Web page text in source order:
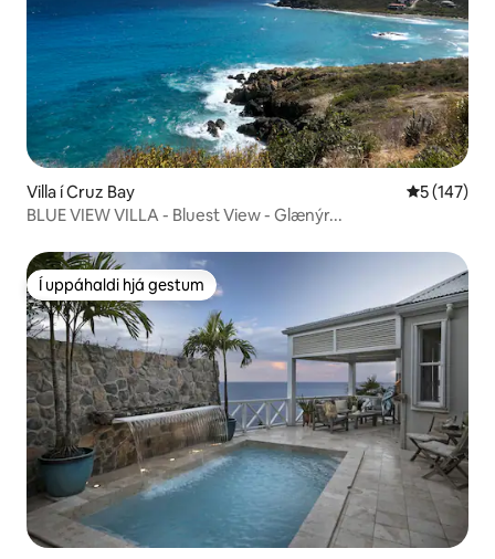
Villa í Cruz Bay 5 af 5 í
5 (147)
BLUE VIEW VILLA - Bluest View - Glænýr...
Í uppáhaldi hjá gestum
Í uppáhaldi hjá gestum